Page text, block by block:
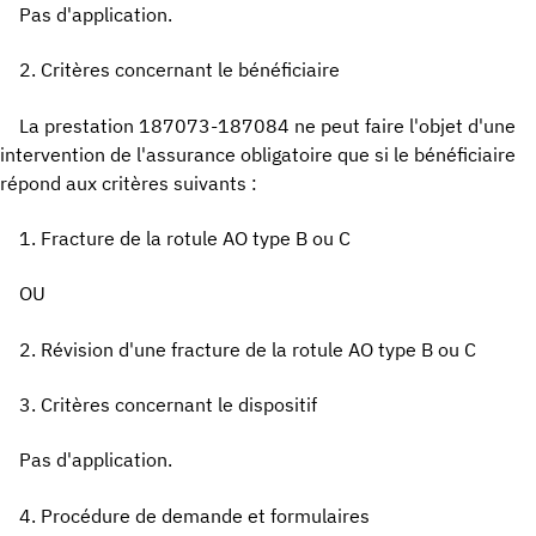
Pas d'application.
2. Critères concernant le bénéficiaire
La prestation 187073-187084 ne peut faire l'objet d'une
intervention de l'assurance obligatoire que si le bénéficiaire
répond aux critères suivants :
1. Fracture de la rotule AO type B ou C
OU
2. Révision d'une fracture de la rotule AO type B ou C
3. Critères concernant le dispositif
Pas d'application.
4. Procédure de demande et formulaires